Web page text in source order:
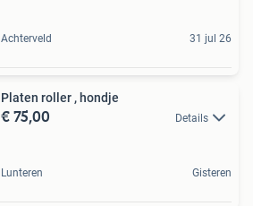
Achterveld 31 jul 26
Platen roller , hondje
€ 75,00 Details
Lunteren Gisteren